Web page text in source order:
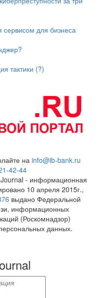
сервисом для бизнеса
тактики (?)
на info@ib-bank.ru
42-44
- информационная
10 апреля 2015г.,
выдано Федеральной
информационных
(Роскомнадзор)
данных.